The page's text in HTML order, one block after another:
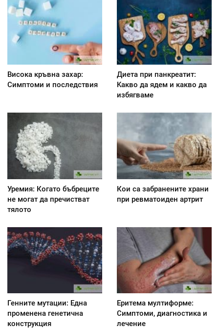
Висока кръвна захар:
Симптоми и последствия
Диета при панкреатит:
Kакво да ядем и какво да
избягваме
Уремия: Когато бъбреците
не могат да пречистват
тялото
Кои са забранените храни
при ревматоиден артрит
Генните мутации: Една
променена генетична
конструкция
Еритема мултиформе:
Симптоми, диагностика и
лечение